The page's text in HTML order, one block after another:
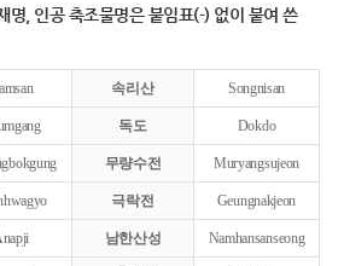
명, 인공 축조물명은 붙임표(-) 없이 붙여 쓴
속리산 Songnisan
독도 Dokdo
무량수전 Muryangsujeon
극락전 Geungnakjeon
남한산성 Namhansanseong